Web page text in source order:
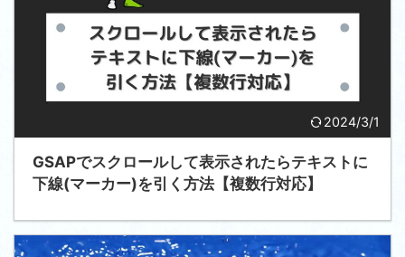
2024/3/1
GSAPでスクロールして表示されたらテキストに
下線(マーカー)を引く方法【複数行対応】